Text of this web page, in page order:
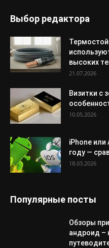
Выбор редактора
высоких
21.07.2026
Визитки с
10.05.2026
iPhone или
году —
18.03.2026
Популярные посты
Обзоры
андроид –